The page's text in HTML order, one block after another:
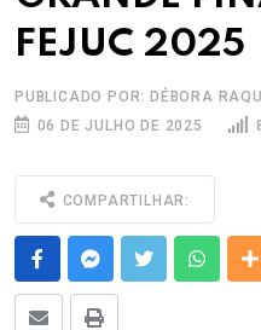
FEJUC 2025
PUBLICADO POR: DÉBORA
06 DE JULHO DE 2025
COMPARTILHAR:
FacebookMessenger
Twitter
E-mail